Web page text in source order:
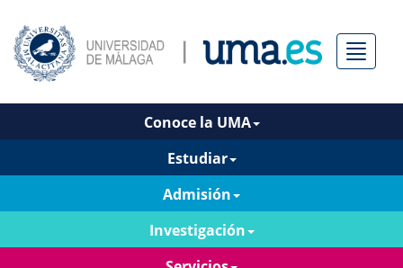
Menú
Conoce la UMA
Estudiar
Admisión
Investigación